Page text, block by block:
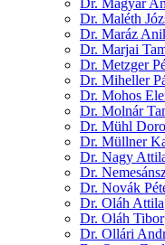
Dr. Maléth
Dr. Maráz
Dr. Marjai
Dr. Metzger
Dr. Miheller
Dr. Mohos
Dr. Molnár
Dr. Mühl
Dr. Müllner
Dr. Nagy
Dr.
Dr. Novák
Dr. Oláh Attila
Dr. Oláh Tibor
Dr. Ollári